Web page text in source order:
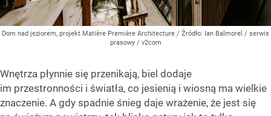
Dom nad jeziorem, projekt Matière Première Architecture / Źródło: Ian Balmorel / serwis
prasowy / v2com
Wnętrza płynnie się przenikają, biel dodaje
im przestronności i światła, co jesienią i wiosną ma wielkie
znaczenie. A gdy spadnie śnieg daje wrażenie, że jest się